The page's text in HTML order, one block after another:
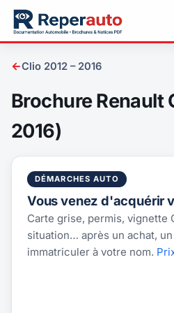
←Clio 2012 – 2016
Brochure Renault
2016)
DÉMARCHES AUTO
Vous venez d'acquérir
Carte grise, permis, vignette
situation… après un achat,
immatriculer à votre nom.